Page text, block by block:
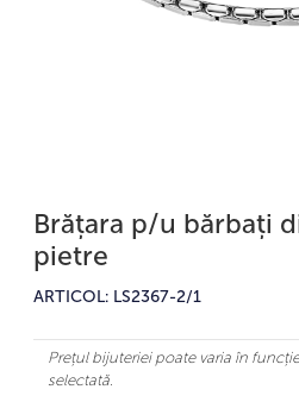
Brățara p/u bărbați
pietre
ARTICOL: LS2367-2/1
Prețul bijuteriei poate varia în
selectată.